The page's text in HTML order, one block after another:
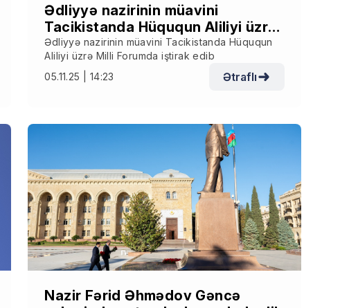
Ədliyyə nazirinin müavini
Tacikistanda Hüququn Aliliyi üzrə
Milli Forumda iştirak edib
Ədliyyə nazirinin müavini Tacikistanda Hüququn
Aliliyi üzrə Milli Forumda iştirak edib
05.11.25 | 14:23
Ətraflı
Nazir Fərid Əhmədov Gəncə